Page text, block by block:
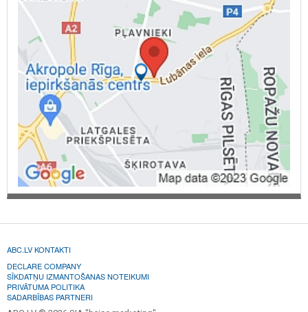
ABC.LV KONTAKTI
DECLARE COMPANY
SĪKDATŅU IZMANTOŠANAS NOTEIKUMI
PRIVĀTUMA POLITIKA
SADARBĪBAS PARTNERI